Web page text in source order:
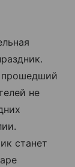
прошедший
не
станет